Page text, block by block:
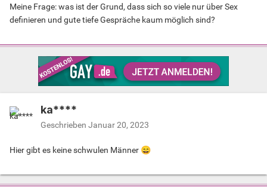
Meine Frage: was ist der Grund, dass sich so viele nur über Sex
definieren und gute tiefe Gespräche kaum möglich sind?
ka****
Geschrieben Januar 20, 2023
Hier gibt es keine schwulen Männer 😄